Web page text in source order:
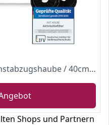
KKT KOLBE/Inselhaube/Dunstabzugshaube / 40cm / Edelstahl/weißes Glas/SensorTouch Bedienung / BOX400W
Shops und Partnern